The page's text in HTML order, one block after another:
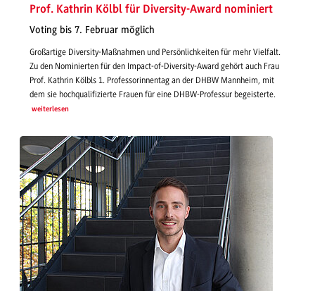
Prof. Kathrin Kölbl für Diversity-Award nominiert
Voting bis 7. Februar möglich
Großartige Diversity-Maßnahmen und Persönlichkeiten für mehr Vielfalt.
Zu den Nominierten für den Impact-of-Diversity-Award gehört auch Frau
Prof. Kathrin Kölbls 1. Professorinnentag an der DHBW Mannheim, mit
dem sie hochqualifizierte Frauen für eine DHBW-Professur begeisterte.
weiterlesen